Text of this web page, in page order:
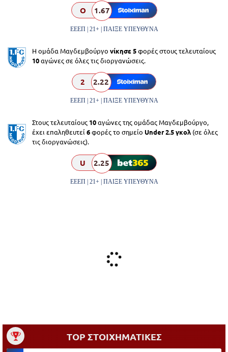
O 1.67
ΕΕΕΠ | 21+ | ΠΑΙΞΕ ΥΠΕΥΘΥΝΑ
Η ομάδα Μαγδεμβούργο νίκησε 5φορές στους τελευταίους
10αγώνες σε όλες τις διοργανώσεις.
2 2.22
ΕΕΕΠ | 21+ | ΠΑΙΞΕ ΥΠΕΥΘΥΝΑ
Στους τελευταίους 10αγώνες της ομάδας Μαγδεμβούργο,
έχει επαληθευτεί 6φορές το σημείο Under 2.5 γκολ (σε όλες
τις διοργανώσεις).
U 2.25
ΕΕΕΠ | 21+ | ΠΑΙΞΕ ΥΠΕΥΘΥΝΑ
TOP ΣΤΟΙΧΗΜΑΤΙΚΕΣ